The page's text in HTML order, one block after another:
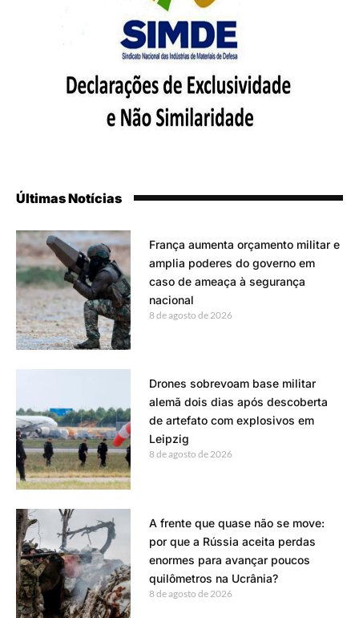
Últimas Notícias
França aumenta orçamento militar e
amplia poderes do governo em
caso de ameaça à segurança
nacional
8 de agosto de 2026
Drones sobrevoam base militar
alemã dois dias após descoberta
de artefato com explosivos em
Leipzig
8 de agosto de 2026
A frente que quase não se move:
por que a Rússia aceita perdas
enormes para avançar poucos
quilômetros na Ucrânia?
8 de agosto de 2026